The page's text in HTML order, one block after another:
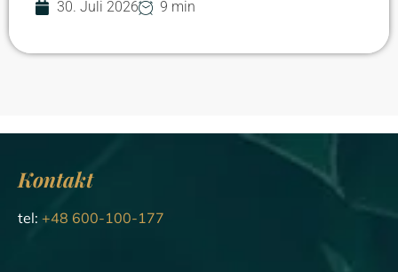
30. Juli 2026 9 min
Kontakt
tel: +48 600-100-177